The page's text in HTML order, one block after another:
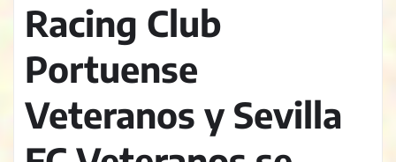
Racing Club
Portuense
Veteranos y Sevilla